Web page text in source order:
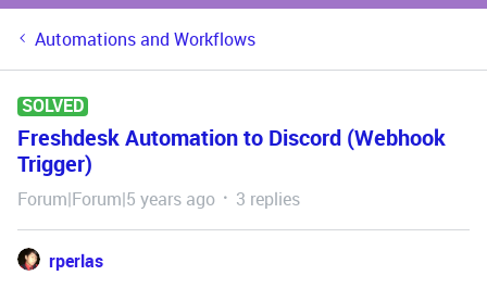
Automations and Workflows
SOLVED
Freshdesk Automation to Discord (Webhook
Trigger)
Forum|Forum|5 years ago 3 replies
rperlas